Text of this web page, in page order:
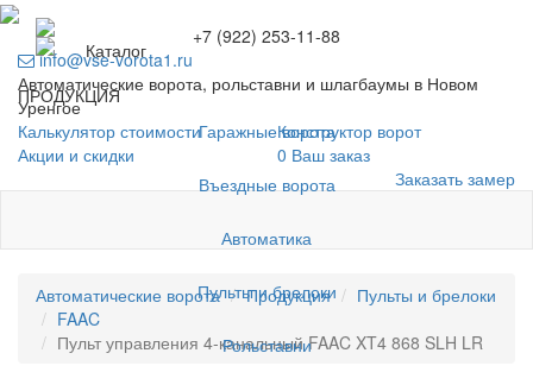
Каталог
ПРОДУКЦИЯ
Гаражные ворота
Въездные ворота
Автоматика
Пульты и брелоки
Рольставни
+7 (922) 253-11-88
info@vse-vorota1.ru
Автоматические ворота, рольставни и шлагбаумы в Новом
Уренгое
Калькулятор стоимости
Конструктор ворот
Акции и скидки
0 Ваш заказ
Заказать замер
Автоматические ворота Продукция
Пульты и брелоки
FAAC
Пульт управления 4-канальный FAAC XT4 868 SLH LR